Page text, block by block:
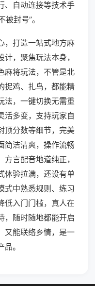
、自动连接等技术手
封号”。
，打造一站式地方麻
，聚焦玩法本身，
麻将玩法，不管是北
捉鸡、扎鸟，都能精
法，一键切换无需重
活多变，支持玩家自
顶分数等细节，完美
简洁清爽，操作流畅
言配音地道纯正，
体验拉满，还设有单
式中熟悉规则、练习
低入门门槛，真人在
，随时随地都能开启
又能联络乡情，是一
。